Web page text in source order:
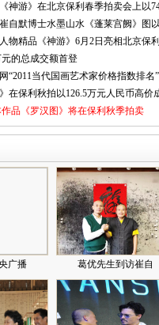
神游》在北京保利春季拍卖会上以
自默博士水墨山水《蓬莱宫阙》图
物精品《神游》6月2日亮相北京保
元的总成交额首登
“2011当代国画艺术家价格指数排名
在保利秋拍以126.5万元人民币高价
作品《罗汉图》将在保利秋季拍卖
广播 葛优先生到访崔自